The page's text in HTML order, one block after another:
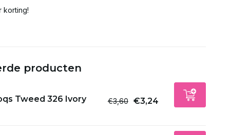
korting!
producten
Tweed 326 Ivory €3,60 €3,24